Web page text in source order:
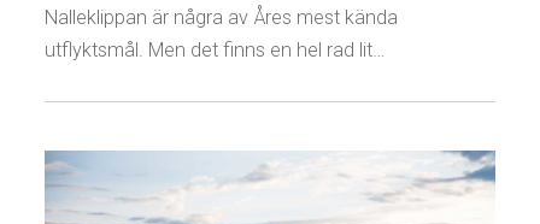
Nalleklippan är några av Åres mest kända
utflyktsmål. Men det finns en hel rad lit…